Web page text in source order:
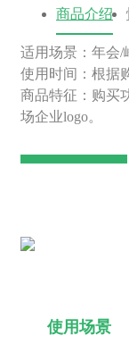
商品介绍
适用场景：年会/
使用时间：根据
商品特征：购买
场企业logo。
使用场景